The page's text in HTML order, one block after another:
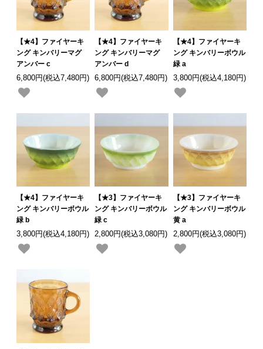
【★4】ファイヤーキ
ング キンバリーマグ
アンバー c
6,800円(税込7,480円)
【★4】ファイヤーキ
ング キンバリーマグ
アンバー d
6,800円(税込7,480円)
【★4】ファイヤーキ
ング キンバリーボウル
緑 a
3,800円(税込4,180円)
【★4】ファイヤーキ
ング キンバリーボウル
緑 b
3,800円(税込4,180円)
【★3】ファイヤーキ
ング キンバリーボウル
緑 c
2,800円(税込3,080円)
【★3】ファイヤーキ
ング キンバリーボウル
黄 a
2,800円(税込3,080円)